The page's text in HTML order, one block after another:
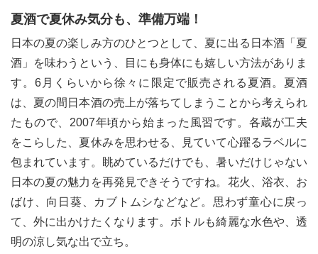
夏酒で夏休み気分も、準備万端！
日本の夏の楽しみ方のひとつとして、夏に出る日本酒「夏
酒」を味わうという、目にも身体にも嬉しい方法がありま
す。6月くらいから徐々に限定で販売される夏酒。夏酒
は、夏の間日本酒の売上が落ちてしまうことから考えられ
たもので、2007年頃から始まった風習です。各蔵が工夫
をこらした、夏休みを思わせる、見ていて心躍るラベルに
包まれています。眺めているだけでも、暑いだけじゃない
日本の夏の魅力を再発見できそうですね。花火、浴衣、お
ばけ、向日葵、カブトムシなどなど。思わず童心に戻っ
て、外に出かけたくなります。ボトルも綺麗な水色や、透
明の涼し気な出で立ち。